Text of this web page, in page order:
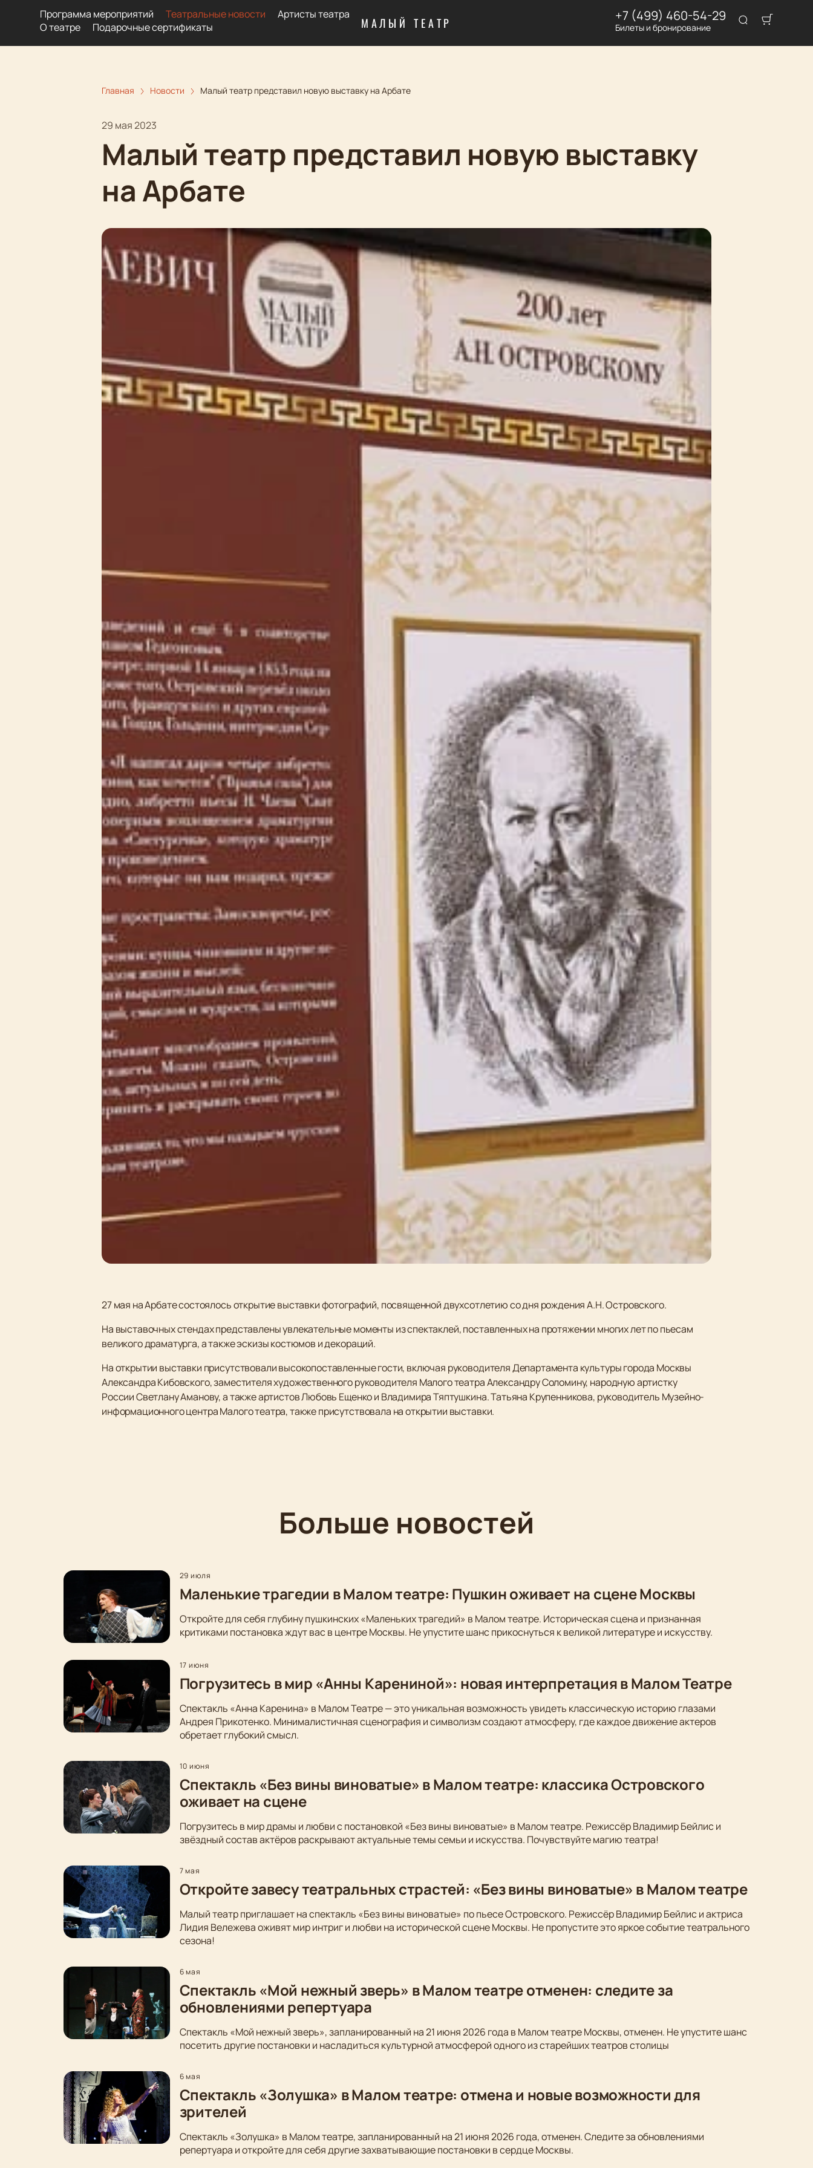
МАЛЫЙ ТЕАТР
Программа мероприятий Театральные новости
Артисты театра
О театре
Подарочные сертификаты
+7 (499) 460-54-29
Билеты и бронирование
Главная Новости Малый театр представил новую выставку на Арбате
29 мая 2023
Малый театр представил новую выставку
на Арбате
27 мая на Арбате состоялось открытие выставки фотографий, посвященной двухсотлетию со дня рождения А.Н. Островского.
На выставочных стендах представлены увлекательные моменты из спектаклей, поставленных на протяжении многих лет по пьесам
великого драматурга, а также эскизы костюмов и декораций.
На открытии выставки присутствовали высокопоставленные гости, включая руководителя Департамента культуры города Москвы
Александра Кибовского, заместителя художественного руководителя Малого театра Александру Соломину, народную артистку
России Светлану Аманову, а также артистов Любовь Ещенко и Владимира Тяптушкина. Татьяна Крупенникова, руководитель Музейно-
информационного центра Малого театра, также присутствовала на открытии выставки.
Больше новостей
29 июля
Маленькие трагедии в Малом театре: Пушкин оживает на сцене Москвы
Откройте для себя глубину пушкинских «Маленьких трагедий» в Малом театре. Историческая сцена и признанная
критиками постановка ждут вас в центре Москвы. Не упустите шанс прикоснуться к великой литературе и искусству.
17 июня
Погрузитесь в мир «Анны Карениной»: новая интерпретация в Малом Театре
Спектакль «Анна Каренина» в Малом Театре — это уникальная возможность увидеть классическую историю глазами
Андрея Прикотенко. Минималистичная сценография и символизм создают атмосферу, где каждое движение актеров
обретает глубокий смысл.
10 июня
Спектакль «Без вины виноватые» в Малом театре: классика Островского
оживает на сцене
Погрузитесь в мир драмы и любви с постановкой «Без вины виноватые» в Малом театре. Режиссёр Владимир Бейлис и
звёздный состав актёров раскрывают актуальные темы семьи и искусства. Почувствуйте магию театра!
7 мая
Откройте завесу театральных страстей: «Без вины виноватые» в Малом театре
Малый театр приглашает на спектакль «Без вины виноватые» по пьесе Островского. Режиссёр Владимир Бейлис и актриса
Лидия Вележева оживят мир интриг и любви на исторической сцене Москвы. Не пропустите это яркое событие театрального
сезона!
6 мая
Спектакль «Мой нежный зверь» в Малом театре отменен: следите за
обновлениями репертуара
Спектакль «Мой нежный зверь», запланированный на 21 июня 2026 года в Малом театре Москвы, отменен. Не упустите шанс
посетить другие постановки и насладиться культурной атмосферой одного из старейших театров столицы
6 мая
Спектакль «Золушка» в Малом театре: отмена и новые возможности для
зрителей
Спектакль «Золушка» в Малом театре, запланированный на 21 июня 2026 года, отменен. Следите за обновлениями
репертуара и откройте для себя другие захватывающие постановки в сердце Москвы.